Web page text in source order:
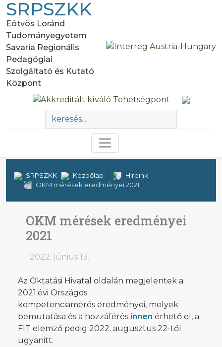
SRPSZKK
Eötvös Loránd
Tudományegyetem
Savaria Regionális
Pedagógiai
Szolgáltató és Kutató
Központ
SRPSZKK Kezdőlap
Híreink
OKM mérések eredményei 2021
OKM mérések eredményei
2021
2022. június 13.
Az Oktatási Hivatal oldalán megjelentek a
2021.évi Országos
kompetenciamérés eredményei, melyek
bemutatása és a hozzáférés innen érhető el, a
FIT elemző pedig 2022. augusztus 22-től
ugyanitt.